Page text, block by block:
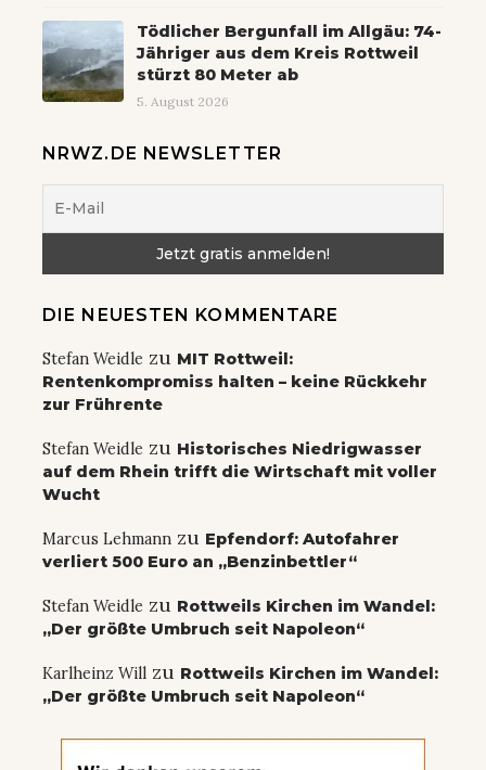
Tödlicher Bergunfall im Allgäu: 74-
Jähriger aus dem Kreis Rottweil
stürzt 80 Meter ab
5. August 2026
NRWZ.DE NEWSLETTER
DIE NEUESTEN KOMMENTARE
Stefan Weidle zu MIT Rottweil:
Rentenkompromiss halten – keine Rückkehr
zur Frührente
Stefan Weidle zu Historisches Niedrigwasser
auf dem Rhein trifft die Wirtschaft mit voller
Wucht
Marcus Lehmann zu Epfendorf: Autofahrer
verliert 500 Euro an „Benzinbettler“
Stefan Weidle zu Rottweils Kirchen im Wandel:
„Der größte Umbruch seit Napoleon“
Karlheinz Will zu Rottweils Kirchen im Wandel:
„Der größte Umbruch seit Napoleon“